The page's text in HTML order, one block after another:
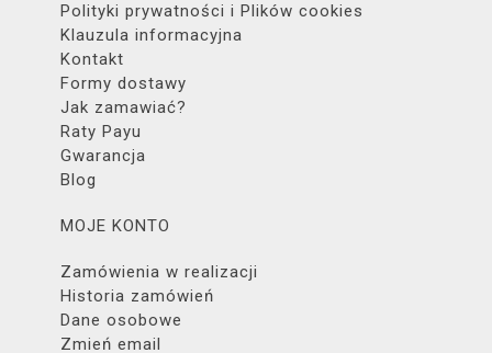
Polityki prywatności i Plików cookies
Klauzula informacyjna
Kontakt
Formy dostawy
Jak zamawiać?
Raty Payu
Gwarancja
Blog
MOJE KONTO
Zamówienia w realizacji
Historia zamówień
Dane osobowe
Zmień email